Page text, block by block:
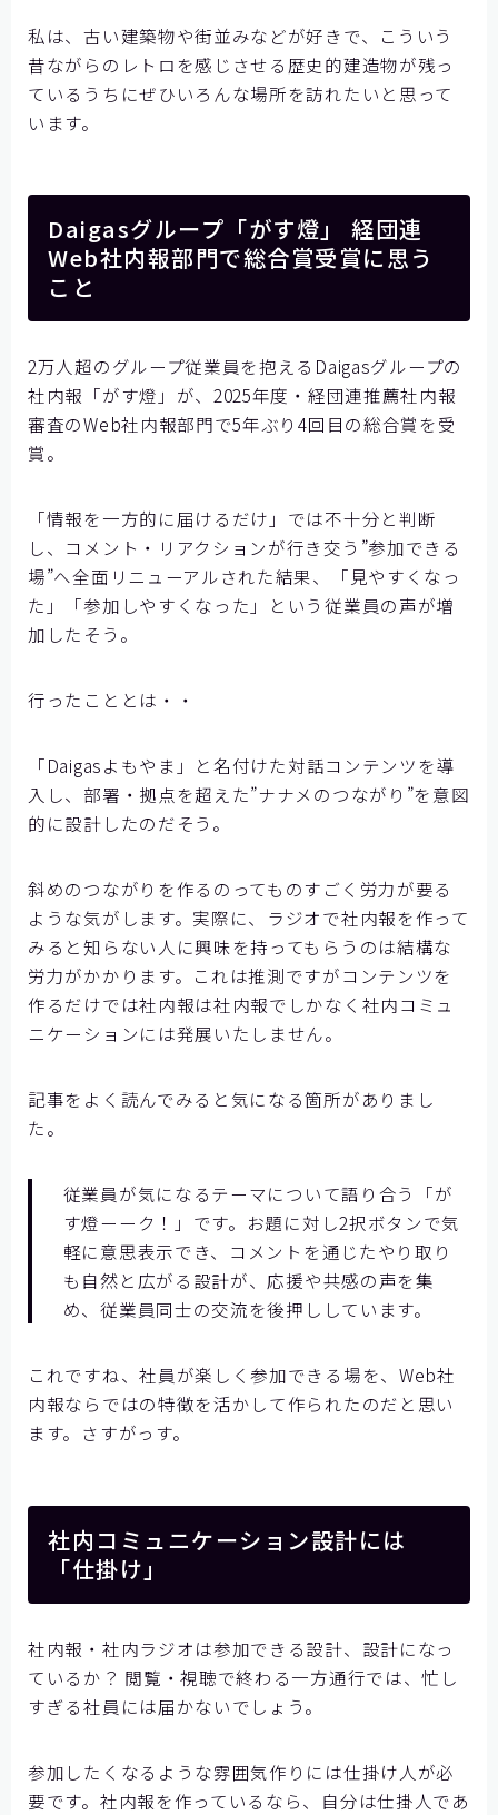
私は、古い建築物や街並みなどが好きで、こういう
昔ながらのレトロを感じさせる歴史的建造物が残っ
ているうちにぜひいろんな場所を訪れたいと思って
います。
Daigasグループ「がす燈」 経団連
Web社内報部門で総合賞受賞に思う
こと
2万人超のグループ従業員を抱えるDaigasグループの
社内報「がす燈」が、2025年度・経団連推薦社内報
審査のWeb社内報部門で5年ぶり4回目の総合賞を受
賞。
「情報を一方的に届けるだけ」では不十分と判断
し、コメント・リアクションが行き交う”参加できる
場”へ全面リニューアルされた結果、「見やすくなっ
た」「参加しやすくなった」という従業員の声が増
加したそう。
行ったこととは・・
「Daigasよもやま」と名付けた対話コンテンツを導
入し、部署・拠点を超えた”ナナメのつながり”を意図
的に設計したのだそう。
斜めのつながりを作るのってものすごく労力が要る
ような気がします。実際に、ラジオで社内報を作って
みると知らない人に興味を持ってもらうのは結構な
労力がかかります。これは推測ですがコンテンツを
作るだけでは社内報は社内報でしかなく社内コミュ
ニケーションには発展いたしません。
記事をよく読んでみると気になる箇所がありまし
た。
従業員が気になるテーマについて語り合う「が
す燈ーーク！」です。お題に対し2択ボタンで気
軽に意思表示でき、コメントを通じたやり取り
も自然と広がる設計が、応援や共感の声を集
め、従業員同士の交流を後押ししています。
これですね、社員が楽しく参加できる場を、Web社
内報ならではの特徴を活かして作られたのだと思い
ます。さすがっす。
社内コミュニケーション設計には
「仕掛け」
社内報・社内ラジオは参加できる設計、設計になっ
ているか？ 閲覧・視聴で終わる一方通行では、忙し
すぎる社員には届かないでしょう。
参加したくなるような雰囲気作りには仕掛け人が必
要です。社内報を作っているなら、自分は仕掛人であ